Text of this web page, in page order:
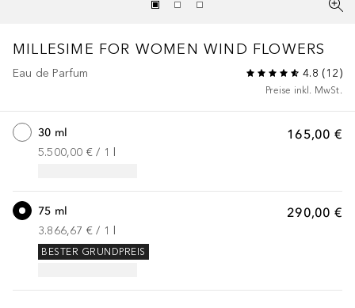
MILLESIME FOR WOMEN WIND FLOWERS
Eau de Parfum 4.8 (12)
Preise inkl. MwSt.
165,00 €
30 ml
5.500,00 € / 1
290,00 €
75 ml
3.866,67 € / 1
BESTER GRUNDPREIS